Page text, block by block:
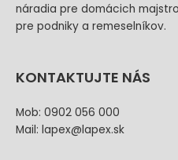
náradia pre domácich
pre podniky a remeselníkov.
KONTAKTUJTE NÁS
Mob: 0902 056 000
Mail: lapex@lapex.sk